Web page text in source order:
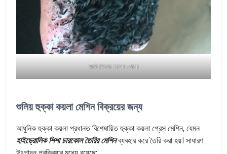
কার্বনাইজড চালের খোসা
শুলিয় হুক্কা কয়লা মেশিন বিক্রয়ের জন্য
আধুনিক হুক্কা কয়লা প্রধানত বিশেষায়িত হুক্কা কয়লা প্রেস মেশিন, যেমন
হাইড্রোলিক শিশা চারকোল তৈরির মেশিনব্যবহার করে তৈরি করা হয়। সাধারণ